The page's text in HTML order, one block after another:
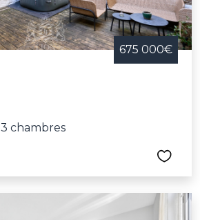
675 000€
3 chambres